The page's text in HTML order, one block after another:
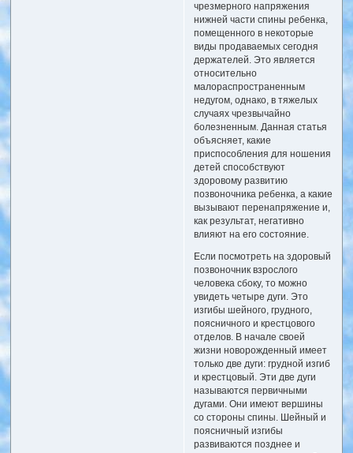
чрезмерного напряжения
нижней части спины ребенка,
помещенного в некоторые
виды продаваемых сегодня
держателей. Это является
относительно
малораспространенным
недугом, однако, в тяжелых
случаях чрезвычайно
болезненным. Данная статья
объясняет, какие
приспособления для ношения
детей способствуют
здоровому развитию
позвоночника ребенка, а какие
вызывают перенапряжение и,
как результат, негативно
влияют на его состояние.
Если посмотреть на здоровый
позвоночник взрослого
человека сбоку, то можно
увидеть четыре дуги. Это
изгибы шейного, грудного,
поясничного и крестцового
отделов. В начале своей
жизни новорожденный имеет
только две дуги: грудной изгиб
и крестцовый. Эти две дуги
называются первичными
дугами. Они имеют вершины
со стороны спины. Шейный и
поясничный изгибы
развиваются позднее и